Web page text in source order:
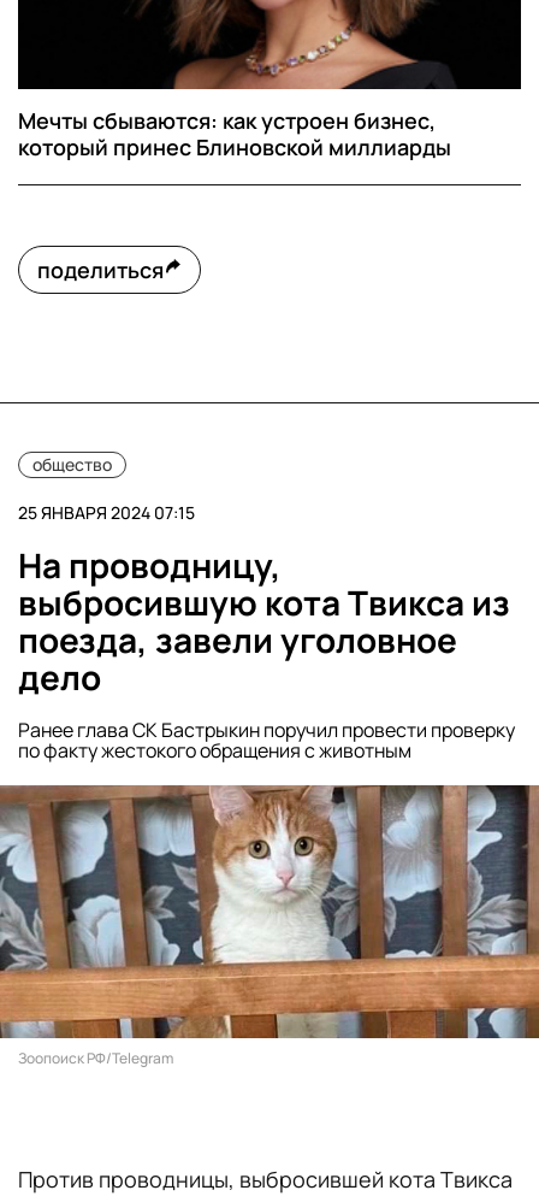
Мечты сбываются: как устроен бизнес,
который принес Блиновской миллиарды
поделиться
общество
25 ЯНВАРЯ 2024 07:15
На проводницу,
выбросившую кота Твикса из
поезда, завели уголовное
дело
Ранее глава СК Бастрыкин поручил провести проверку
по факту жестокого обращения с животным
Зоопоиск РФ/Telegram
Против проводницы, выбросившей кота Твикса